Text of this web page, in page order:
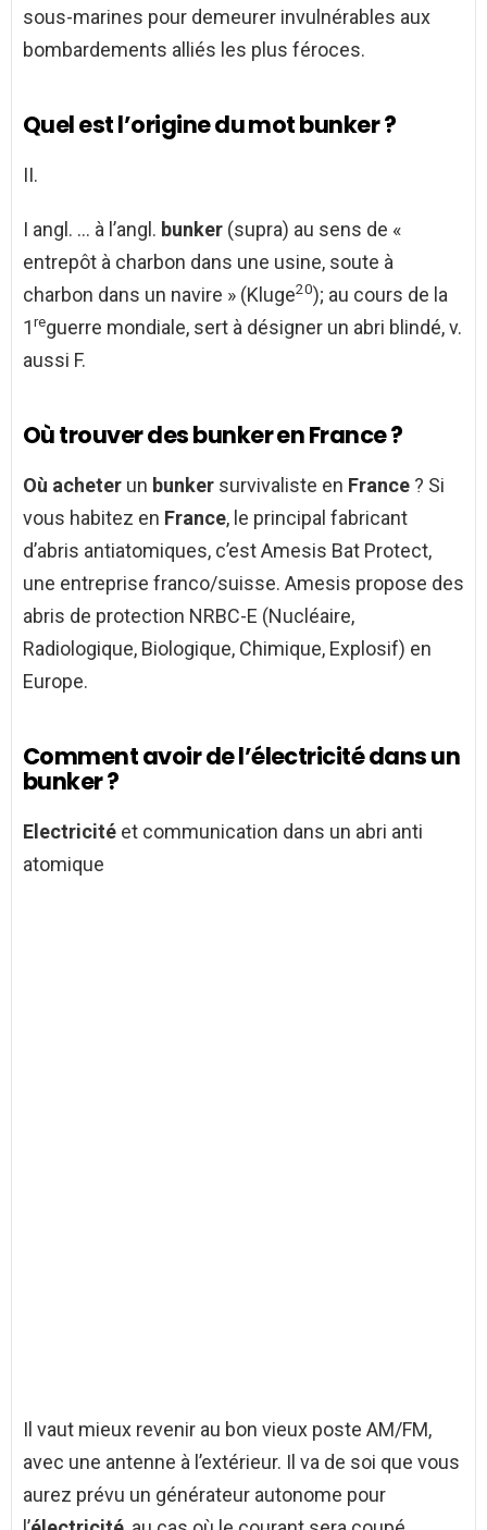
sous-marines pour demeurer invulnérables aux
bombardements alliés les plus féroces.
Quel est l’origine du mot bunker ?
II.
I angl. … à l’angl. bunker (supra) au sens de «
entrepôt à charbon dans une usine, soute à
charbon dans un navire » (Kluge20); au cours de la
1reguerre mondiale, sert à désigner un abri blindé, v.
aussi F.
Où trouver des bunker en France ?
Où acheter un bunker survivaliste en France ? Si
vous habitez en France, le principal fabricant
d’abris antiatomiques, c’est Amesis Bat Protect,
une entreprise franco/suisse. Amesis propose des
abris de protection NRBC-E (Nucléaire,
Radiologique, Biologique, Chimique, Explosif) en
Europe.
Comment avoir de l’électricité dans un
bunker ?
Electricité et communication dans un abri anti
atomique
Il vaut mieux revenir au bon vieux poste AM/FM,
avec une antenne à l’extérieur. Il va de soi que vous
aurez prévu un générateur autonome pour